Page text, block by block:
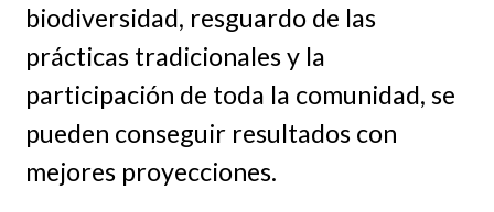
biodiversidad, resguardo de las
prácticas tradicionales y la
participación de toda la comunidad, se
pueden conseguir resultados con
mejores proyecciones.